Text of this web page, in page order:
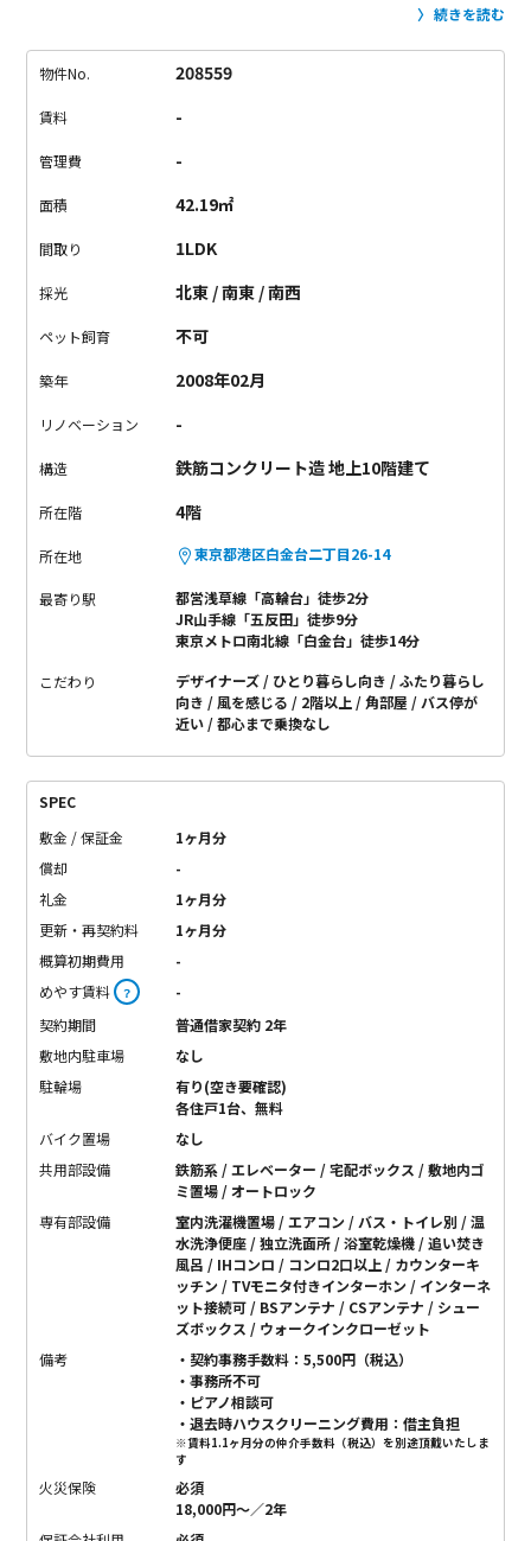
8.5.帖と6帖の
れば、玄関から入るドアも別々なので、生活空間を分けること
う！
続きを読む
物件No. 208559
賃料 -
管理費 -
面積 42.19㎡
間取り 1LDK
採光 北東 / 南東 / 南西
ペット飼育 不可
築年 2008年02月
リノベーション -
構造 鉄筋コンクリート造 地上10階建て
所在階 4階
所在地 東京都港区白金台二丁目26-14
最寄り駅
都営浅草線「高輪台」徒歩2分
JR山手線「五反田」徒歩9分
東京メトロ南北線「白金台」徒歩14分
こだわり デザイナーズ ひとり暮らし向き
ふたり暮らし
向き
風を感じる 2階以上 角部屋
バス停が
近い
都心まで乗換なし
SPEC
敷金 / 保証金
1ヶ月分
償却
-
礼金
1ヶ月分
更新・再契約料
1ヶ月分
概算初期費用
-
めやす賃料 ？
-
契約期間
普通借家契約 2年
敷地内駐車場
なし
駐輪場
有り(空き要確認)
各住戸1台、無料
バイク置場
なし
共用部設備
鉄筋系 / エレベーター / 宅配ボックス / 敷地内ゴ
ミ置場 / オートロック
専有部設備
室内洗濯機置場 / エアコン / バス・トイレ別 / 温
水洗浄便座 / 独立洗面所 / 浴室乾燥機 / 追い焚き
風呂 / IHコンロ / コンロ2口以上 / カウンターキ
ッチン / TVモニタ付きインターホン / インターネ
ット接続可 / BSアンテナ / CSアンテナ / シュー
ズボックス / ウォークインクローゼット
備考
・契約事務手数料：5,500円（税込）
・事務所不可
・ピアノ相談可
・退去時ハウスクリーニング費用：借主負担
※賃料1.1ヶ月分の仲介手数料（税込）を別途頂戴いたしま
す
火災保険
必須
18,000円〜／2年